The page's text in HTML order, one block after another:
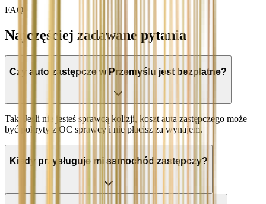
FAQ
Najczęściej zadawane pytania
Czy auto zastępcze w Przemyślu jest bezpłatne?
Tak. Jeśli nie jesteś sprawcą kolizji, koszt auta zastępczego może
być pokryty z OC sprawcy i nie płacisz za wynajem.
Kiedy przysługuje mi samochód zastępczy?